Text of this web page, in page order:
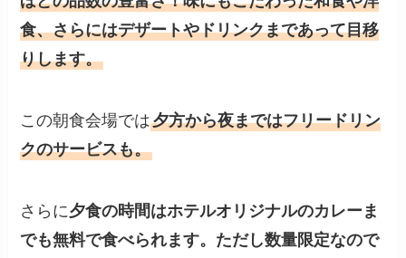
食、さらにはデザートやドリンクまであって目移
りします。
この朝食会場では夕方から夜まではフリードリン
クのサービスも。
さらに夕食の時間はホテルオリジナルのカレーま
でも無料で食べられます。ただし数量限定なので